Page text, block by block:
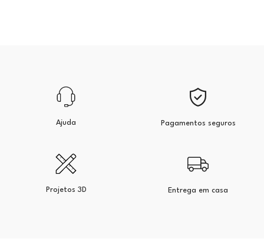
Ajuda Pagamentos seguros
Projetos 3D Entrega em casa